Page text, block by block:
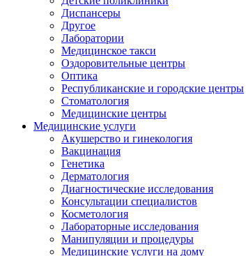
Диспансеры
Другое
Лаборатории
Медицинское такси
Оздоровительные центры
Оптика
Республиканские и городские центры
Стоматология
Медицинские центры
Медицинские услуги
Акушерство и гинекология
Вакцинация
Генетика
Дерматология
Диагностические исследования
Консультации специалистов
Косметология
Лабораторные исследования
Манипуляции и процедуры
Медицинские услуги на дому